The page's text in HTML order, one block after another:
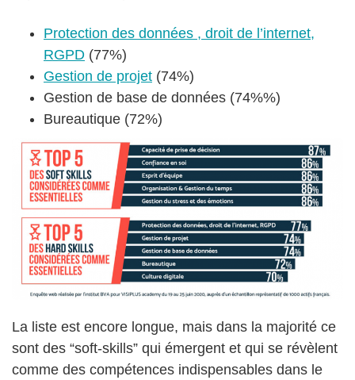
Protection des données , droit de l’internet,
RGPD (77%)
Gestion de projet (74%)
Gestion de base de données (74%%)
Bureautique (72%)
La liste est encore longue, mais dans la majorité ce
sont des “soft-skills” qui émergent et qui se révèlent
comme des compétences indispensables dans le